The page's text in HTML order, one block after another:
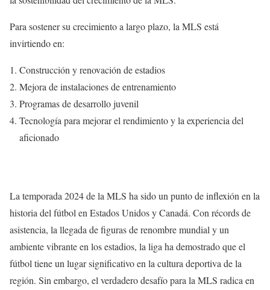
Para sostener su crecimiento a largo plazo, la MLS está
invirtiendo en:
Construcción y renovación de estadios
Mejora de instalaciones de entrenamiento
Programas de desarrollo juvenil
Tecnología para mejorar el rendimiento y la experiencia del
aficionado
La temporada 2024 de la MLS ha sido un punto de inflexión en la
historia del fútbol en Estados Unidos y Canadá. Con récords de
asistencia, la llegada de figuras de renombre mundial y un
ambiente vibrante en los estadios, la liga ha demostrado que el
fútbol tiene un lugar significativo en la cultura deportiva de la
región. Sin embargo, el verdadero desafío para la MLS radica en